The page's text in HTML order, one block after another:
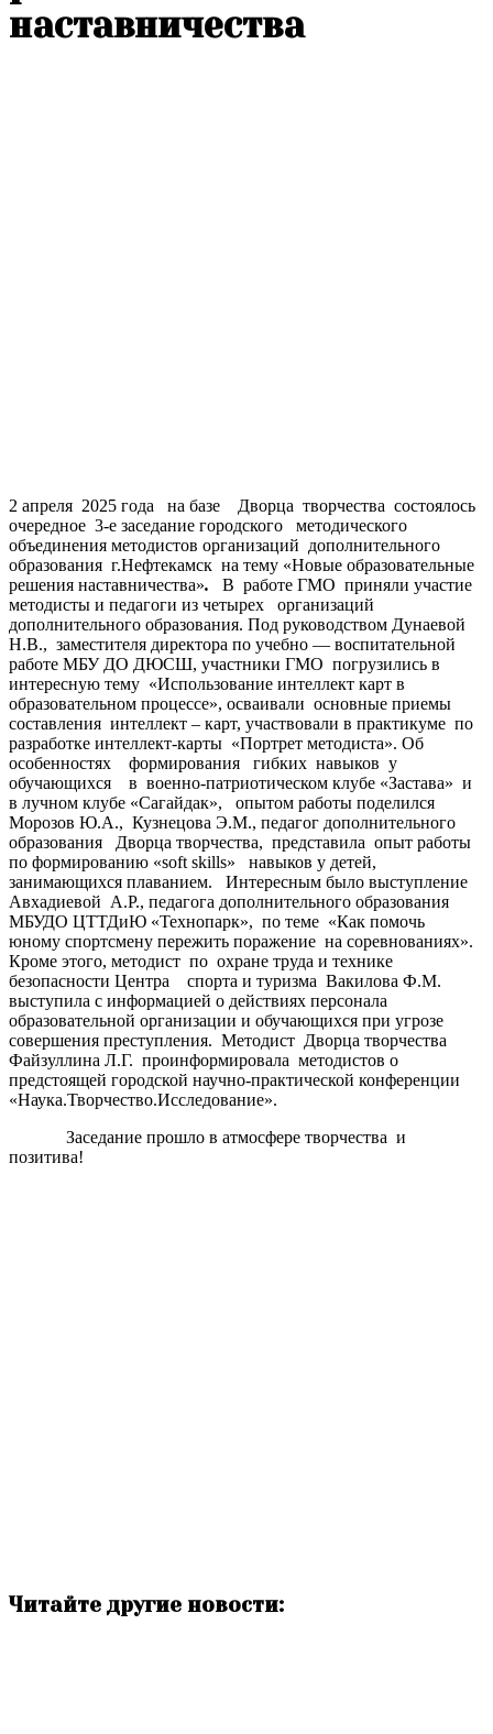
наставничества
2 апреля 2025 года на базе Дворца творчества состоялось
очередное 3-е заседание городского методического
объединения методистов организаций дополнительного
образования г.Нефтекамск на тему «Новые образовательные
решения наставничества». В работе ГМО приняли участие
методисты и педагоги из четырех организаций
дополнительного образования. Под руководством Дунаевой
Н.В., заместителя директора по учебно — воспитательной
работе МБУ ДО ДЮСШ, участники ГМО погрузились в
интересную тему «Использование интеллект карт в
образовательном процессе», осваивали основные приемы
составления интеллект – карт, участвовали в практикуме по
разработке интеллект-карты «Портрет методиста». Об
особенностях формирования гибких навыков у
обучающихся в военно-патриотическом клубе «Застава» и
в лучном клубе «Сагайдак», опытом работы поделился
Морозов Ю.А., Кузнецова Э.М., педагог дополнительного
образования Дворца творчества, представила опыт работы
по формированию «soft skills» навыков у детей,
занимающихся плаванием. Интересным было выступление
Авхадиевой А.Р., педагога дополнительного образования
МБУДО ЦТТДиЮ «Технопарк», по теме «Как помочь
юному спортсмену пережить поражение на соревнованиях».
Кроме этого, методист по охране труда и технике
безопасности Центра спорта и туризма Вакилова Ф.М.
выступила с информацией о действиях персонала
образовательной организации и обучающихся при угрозе
совершения преступления. Методист Дворца творчества
Файзуллина Л.Г. проинформировала методистов о
предстоящей городской научно-практической конференции
«Наука.Творчество.Исследование».
Заседание прошло в атмосфере творчества и
позитива!
Читайте другие новости: